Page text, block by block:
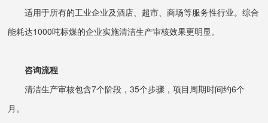
适用于所有的工业企业及酒店、超市、商场等服务性行业。综合
能耗达1000吨标煤的企业实施清洁生产审核效果更明显。
咨询流程
清洁生产审核包含7个阶段，35个步骤，项目周期时间约6个
月。